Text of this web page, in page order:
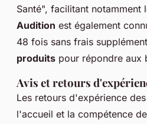
Santé", facilitant notamment
Audition est également
48 fois sans frais
produits pour répondre aux
Avis et retours
Les retours d'expérience
l'accueil et la compétence